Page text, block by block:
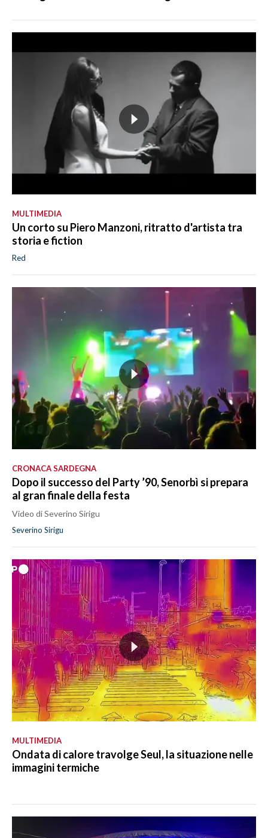
MULTIMEDIA
Un corto su Piero Manzoni, ritratto d'artista tra
storia e fiction
Red
CRONACA SARDEGNA
Dopo il successo del Party ’90, Senorbì si prepara
al gran finale della festa
Video di Severino Sirigu
Severino Sirigu
MULTIMEDIA
Ondata di calore travolge Seul, la situazione nelle
immagini termiche